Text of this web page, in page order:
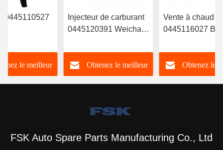
0445110527
de
Injecteur
le meilleur
Injecteur de carburant
0445120391 Weichai
612630090055 FSKG
durableObtenez le meilleur
Vente à chaud
0445116027
6420701287
Mercedes
A6420701287
Obtenez le
FSK Auto Spare Parts Manufacturing Co., Ltd